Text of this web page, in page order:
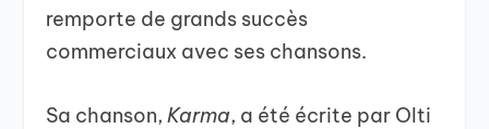
remporte de grands succès
commerciaux avec ses chansons.
Sa chanson,Karma, a été écrite par Olti